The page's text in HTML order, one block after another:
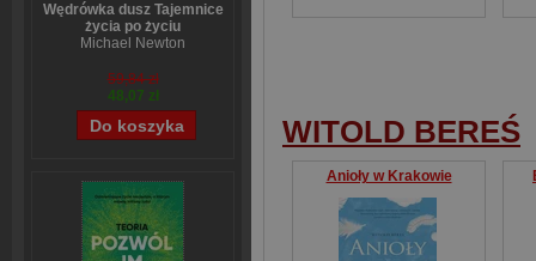
Wędrówka dusz Tajemnice
życia po życiu
Michael Newton
59,84 zł
48,07 zł
WITOLD BEREŚ
Anioły w Krakowie